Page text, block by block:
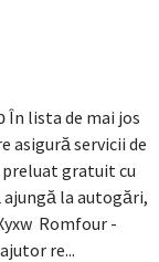
În lista de mai jos
asigură servicii de
preluat gratuit cu
ajungă la autogări,
Romfour -
re...